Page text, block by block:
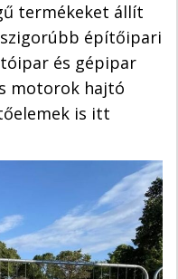
termékeket állít
építőipari
és gépipar
motorok hajtó
is itt